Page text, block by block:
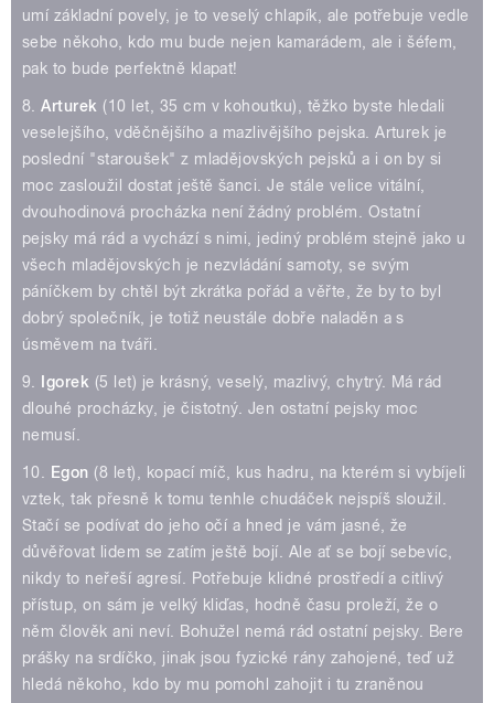
umí základní povely, je to veselý chlapík, ale potřebuje vedle
sebe někoho, kdo mu bude nejen kamarádem, ale i šéfem,
pak to bude perfektně klapat!
8.Arturek (10 let, 35 cm v kohoutku), těžko byste hledali
veselejšího, vděčnějšího a mazlivějšího pejska. Arturek je
poslední "staroušek" z mladějovských pejsků a i on by si
moc zasloužil dostat ještě šanci. Je stále velice vitální,
dvouhodinová procházka není žádný problém. Ostatní
pejsky má rád a vychází s nimi, jediný problém stejně jako u
všech mladějovských je nezvládání samoty, se svým
páníčkem by chtěl být zkrátka pořád a věřte, že by to byl
dobrý společník, je totiž neustále dobře naladěn a s
úsměvem na tváři.
9. Igorek (5 let) je krásný, veselý, mazlivý, chytrý. Má rád
dlouhé procházky, je čistotný. Jen ostatní pejsky moc
nemusí.
10. Egon (8 let), kopací míč, kus hadru, na kterém si vybíjeli
vztek, tak přesně k tomu tenhle chudáček nejspíš sloužil.
Stačí se podívat do jeho očí a hned je vám jasné, že
důvěřovat lidem se zatím ještě bojí. Ale ať se bojí sebevíc,
nikdy to neřeší agresí. Potřebuje klidné prostředí a citlivý
přístup, on sám je velký kliďas, hodně času proleží, že o
něm člověk ani neví. Bohužel nemá rád ostatní pejsky. Bere
prášky na srdíčko, jinak jsou fyzické rány zahojené, teď už
hledá někoho, kdo by mu pomohl zahojit i tu zraněnou